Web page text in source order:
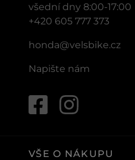
všední dny 8:00-17:00
+420 605 777 373
honda@velsbike.cz
Napište nám
VŠE O NÁKUPU